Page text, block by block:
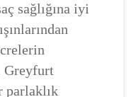
sağlığına iyi
Greyfurt
parlaklık